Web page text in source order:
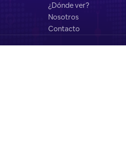
¿Dónde ver?
Nosotros
Contacto